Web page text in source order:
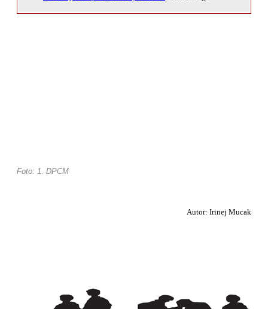
Foto: 1. DPCM
Autor: Irinej Mucak